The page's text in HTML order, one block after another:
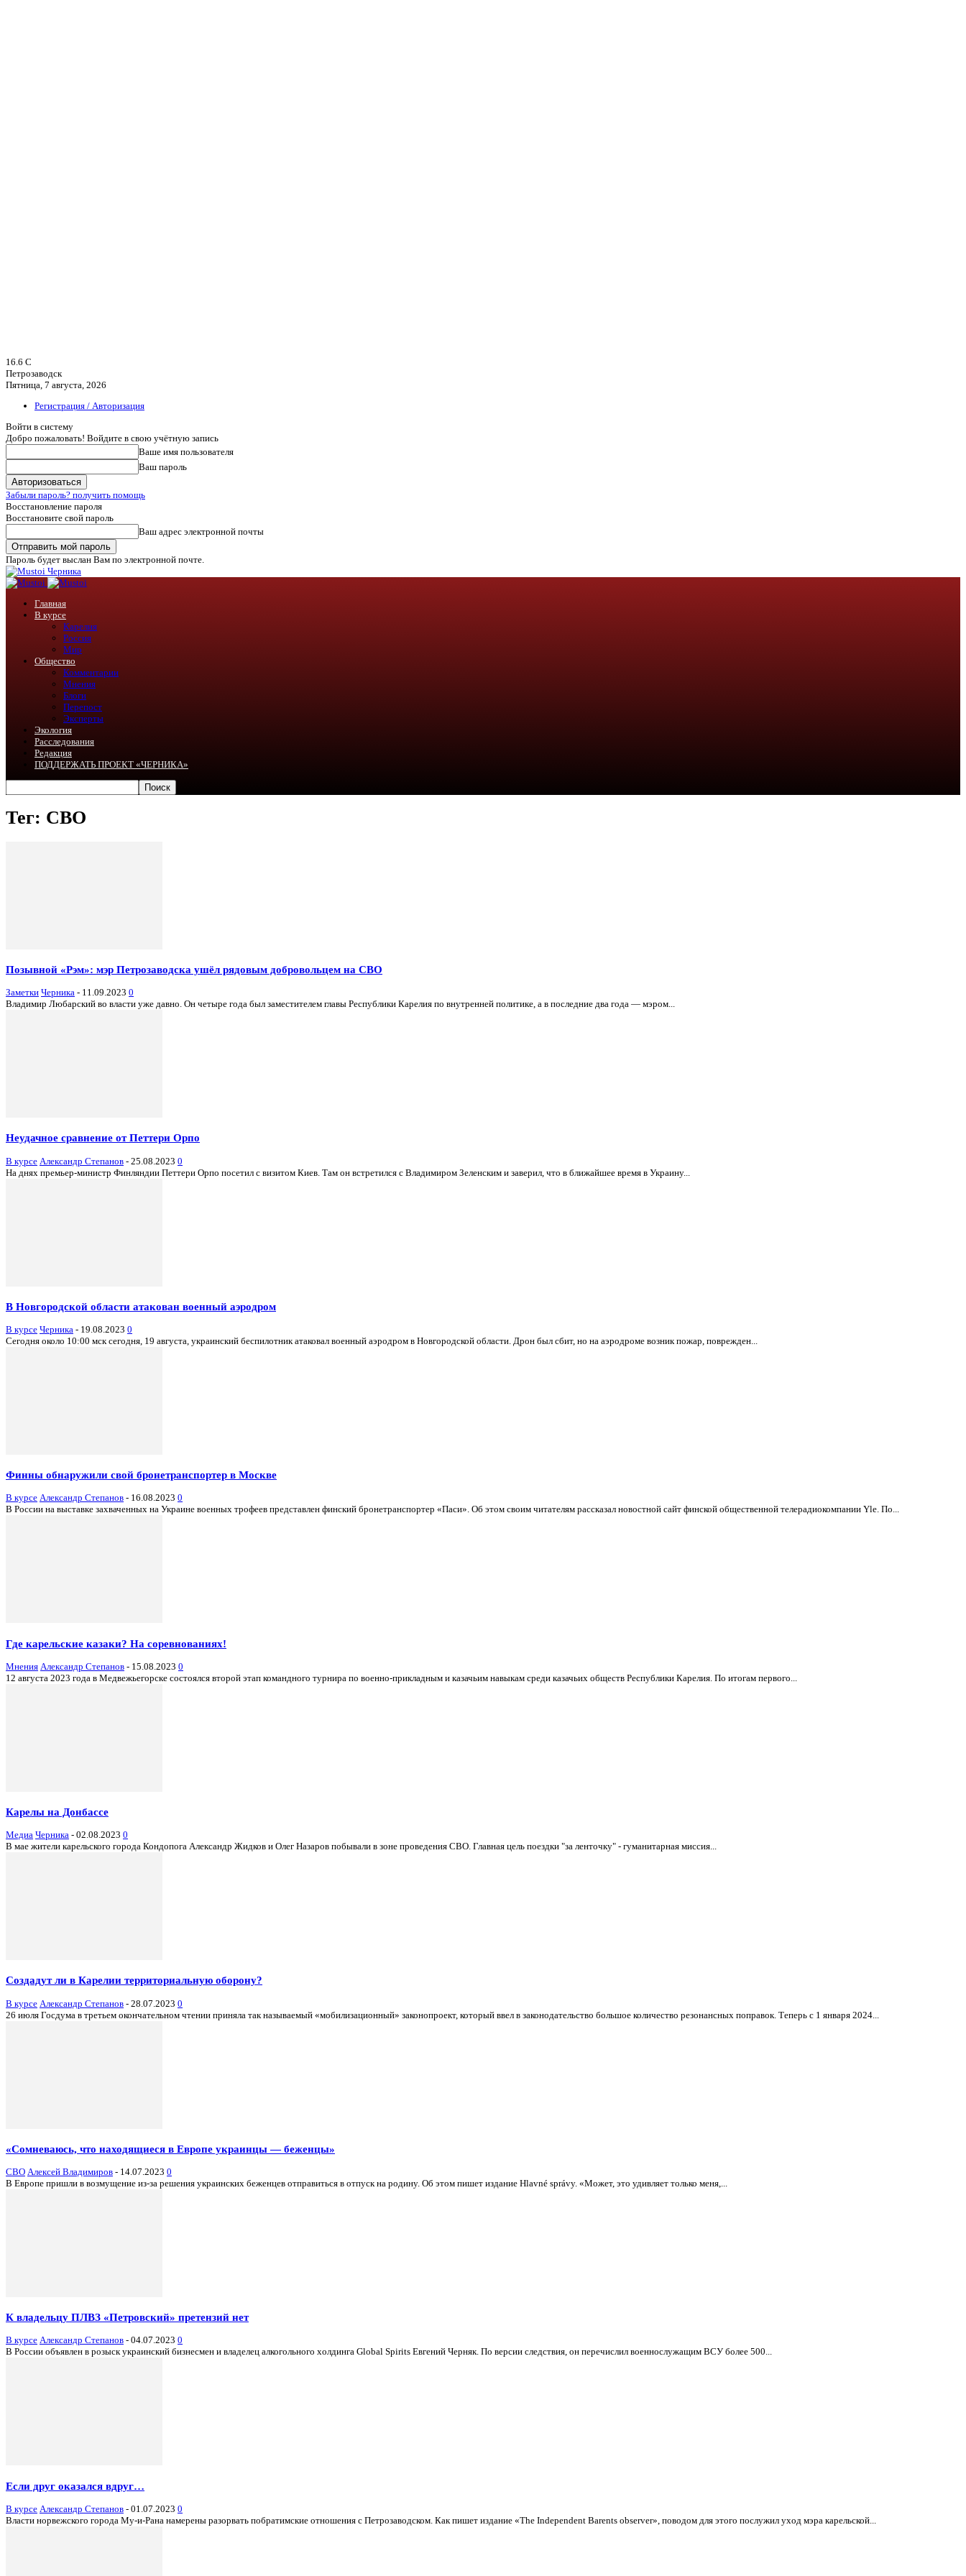
16.6 C
Петрозаводск
Пятница, 7 августа, 2026
Регистрация / Авторизация
Войти в систему
Добро пожаловать! Войдите в свою учётную запись
Ваше имя пользователя
Ваш пароль
Забыли пароль? получить помощь
Восстановление пароля
Восстановите свой пароль
Ваш адрес электронной почты
Пароль будет выслан Вам по электронной почте.
Черника
Главная
В курсе
Карелия
Россия
Мир
Общество
Комментарии
Мнения
Блоги
Перепост
Эксперты
Экология
Расследования
Редакция
ПОДДЕРЖАТЬ ПРОЕКТ «ЧЕРНИКА»
Тег: СВО
Позывной «Рэм»: мэр Петрозаводска ушёл рядовым добровольцем на СВО
Заметки Черника - 11.09.2023 0
Владимир Любарский во власти уже давно. Он четыре года был заместителем главы Республики Карелия по внутренней политике, а в последние два года — мэром...
Неудачное сравнение от Петтери Орпо
В курсе Александр Степанов - 25.08.2023 0
На днях премьер-министр Финляндии Петтери Орпо посетил с визитом Киев. Там он встретился с Владимиром Зеленским и заверил, что в ближайшее время в Украину...
В Новгородской области атакован военный аэродром
В курсе Черника - 19.08.2023 0
Сегодня около 10:00 мск сегодня, 19 августа, украинский беспилотник атаковал военный аэродром в Новгородской области. Дрон был сбит, но на аэродроме возник пожар, поврежден...
Финны обнаружили свой бронетранспортер в Москве
В курсе Александр Степанов - 16.08.2023 0
В России на выставке захваченных на Украине военных трофеев представлен финский бронетранспортер «Паси». Об этом своим читателям рассказал новостной сайт финской общественной телерадиокомпании Yle. По...
Где карельские казаки? На соревнованиях!
Мнения Александр Степанов - 15.08.2023 0
12 августа 2023 года в Медвежьегорске состоялся второй этап командного турнира по военно-прикладным и казачьим навыкам среди казачьих обществ Республики Карелия. По итогам первого...
Карелы на Донбассе
Медиа Черника - 02.08.2023 0
В мае жители карельского города Кондопога Александр Жидков и Олег Назаров побывали в зоне проведения СВО. Главная цель поездки "за ленточку" - гуманитарная миссия...
Создадут ли в Карелии территориальную оборону?
В курсе Александр Степанов - 28.07.2023 0
26 июля Госдума в третьем окончательном чтении приняла так называемый «мобилизационный» законопроект, который ввел в законодательство большое количество резонансных поправок. Теперь с 1 января 2024...
«Сомневаюсь, что находящиеся в Европе украинцы — беженцы»
СВО Алексей Владимиров - 14.07.2023 0
В Европе пришли в возмущение из-за решения украинских беженцев отправиться в отпуск на родину. Об этом пишет издание Hlavné správy. «Может, это удивляет только меня,...
К владельцу ПЛВЗ «Петровский» претензий нет
В курсе Александр Степанов - 04.07.2023 0
В России объявлен в розыск украинский бизнесмен и владелец алкогольного холдинга Global Spirits Евгений Черняк. По версии следствия, он перечислил военнослужащим ВСУ более 500...
Если друг оказался вдруг…
В курсе Александр Степанов - 01.07.2023 0
Власти норвежского города Му-и-Рана намерены разорвать побратимские отношения с Петрозаводском. Как пишет издание «The Independent Barents observer», поводом для этого послужил уход мэра карельской...